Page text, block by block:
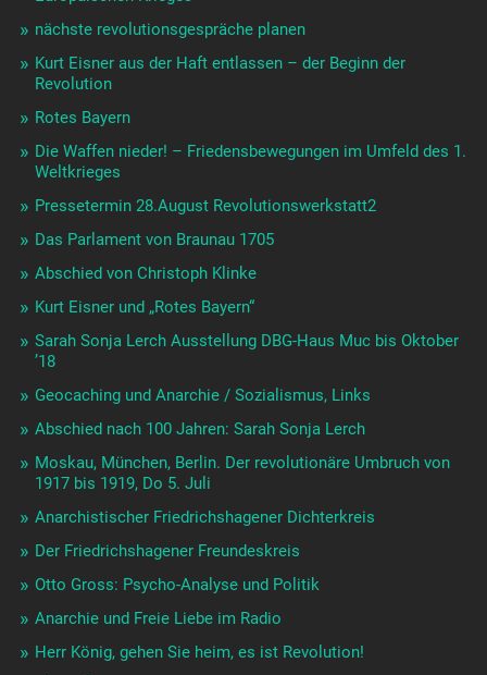
nächste revolutionsgespräche planen
Kurt Eisner aus der Haft entlassen – der Beginn der
Revolution
Rotes Bayern
Die Waffen nieder! – Friedensbewegungen im Umfeld des 1.
Weltkrieges
Pressetermin 28.August Revolutionswerkstatt2
Das Parlament von Braunau 1705
Abschied von Christoph Klinke
Kurt Eisner und „Rotes Bayern“
Sarah Sonja Lerch Ausstellung DBG-Haus Muc bis Oktober
’18
Geocaching und Anarchie / Sozialismus, Links
Abschied nach 100 Jahren: Sarah Sonja Lerch
Moskau, München, Berlin. Der revolutionäre Umbruch von
1917 bis 1919, Do 5. Juli
Anarchistischer Friedrichshagener Dichterkreis
Der Friedrichshagener Freundeskreis
Otto Gross: Psycho-Analyse und Politik
Anarchie und Freie Liebe im Radio
Herr König, gehen Sie heim, es ist Revolution!